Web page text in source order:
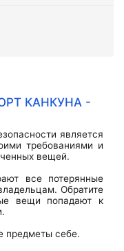
КАНКУНА -
является
требованиями и
вещей.
все потерянные
Обратите
вещи попадают к
предметы себе.